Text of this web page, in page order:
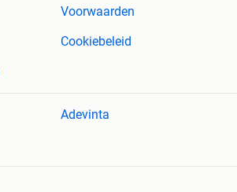
Voorwaarden
Cookiebeleid
Adevinta